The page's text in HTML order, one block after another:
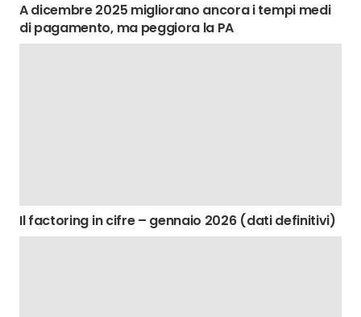
A dicembre 2025 migliorano ancora i tempi medi
di pagamento, ma peggiora la PA
Il factoring in cifre – gennaio 2026 (dati definitivi)